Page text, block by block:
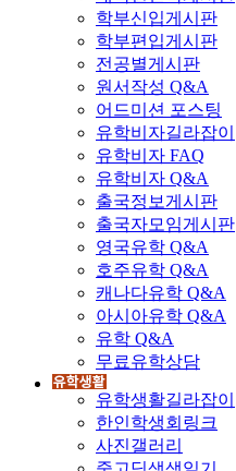
학부신입게시판
학부편입게시판
전공별게시판
원서작성 Q&A
어드미션 포스팅
유학비자길라잡이
유학비자 FAQ
유학비자 Q&A
출국정보게시판
출국자모임게시판
영국유학 Q&A
호주유학 Q&A
캐나다유학 Q&A
아시아유학 Q&A
유학 Q&A
무료유학상담
유학생활길라잡이
한인학생회링크
사진갤러리